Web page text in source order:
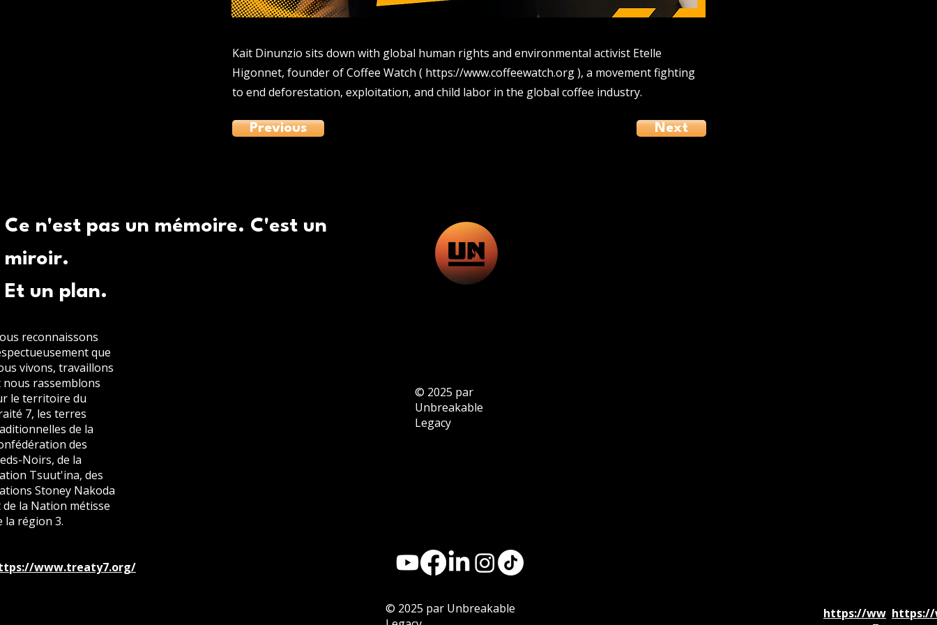
Kait Dinunzio sits down with global human rights and environmental activist Etelle
Higonnet, founder of Coffee Watch ( https://www.coffeewatch.org), a movement fighting
to end deforestation, exploitation, and child labor in the global coffee industry.
Previous Next
Ce n'est pas un mémoire. C'est un
miroir.
Et un plan.
reconnaissons
que
vivons, travaillons
nous rassemblons
le territoire du
7, les terres
de la
des
Noirs, de la
Tsuut'ina, des
Stoney Nakoda
de la Nation métisse
la région 3.
www.treaty7.org/
© 2025 par
Unbreakable
Legacy
© 2025 par Unbreakable
https://ww